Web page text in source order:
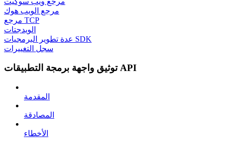
مرجع الويب هوك
مرجع TCP
الويدجتات
عدة تطوير البرمجيات SDK
سجل التغييرات
توثيق واجهة برمجة التطبيقات API
المقدمة
المصادقة
الأخطاء